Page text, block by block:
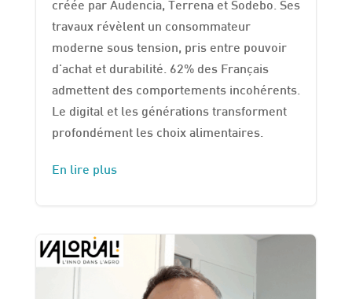
créée par Audencia, Terrena et Sodebo. Ses
travaux révèlent un consommateur
moderne sous tension, pris entre pouvoir
d'achat et durabilité. 62% des Français
admettent des comportements incohérents.
Le digital et les générations transforment
profondément les choix alimentaires.
En lire plus